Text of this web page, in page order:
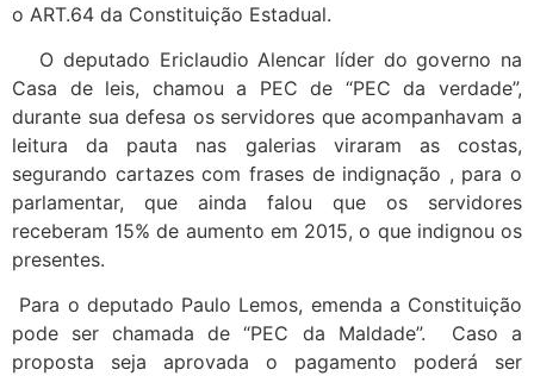
o ART.64 da Constituição Estadual.
O deputado Ericlaudio Alencar líder do governo na
Casa de leis, chamou a PEC de “PEC da verdade”,
durante sua defesa os servidores que acompanhavam a
leitura da pauta nas galerias viraram as costas,
segurando cartazes com frases de indignação , para o
parlamentar, que ainda falou que os servidores
receberam 15% de aumento em 2015, o que indignou os
presentes.
Para o deputado Paulo Lemos, emenda a Constituição
pode ser chamada de “PEC da Maldade”. Caso a
proposta seja aprovada o pagamento poderá ser